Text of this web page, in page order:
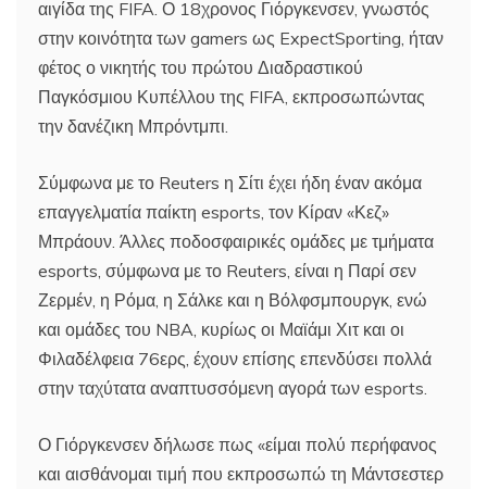
αιγίδα της FIFA. Ο 18χρονος Γιόργκενσεν, γνωστός
στην κοινότητα των gamers ως ExpectSporting, ήταν
φέτος ο νικητής του πρώτου Διαδραστικού
Παγκόσμιου Κυπέλλου της FIFA, εκπροσωπώντας
την δανέζικη Μπρόντμπι.
Σύμφωνα με το Reuters η Σίτι έχει ήδη έναν ακόμα
επαγγελματία παίκτη esports, τον Κίραν «Κεζ»
Μπράουν. Άλλες ποδοσφαιρικές ομάδες με τμήματα
esports, σύμφωνα με το Reuters, είναι η Παρί σεν
Ζερμέν, η Ρόμα, η Σάλκε και η Βόλφσμπουργκ, ενώ
και ομάδες του NBA, κυρίως οι Μαϊάμι Χιτ και οι
Φιλαδέλφεια 76ερς, έχουν επίσης επενδύσει πολλά
στην ταχύτατα αναπτυσσόμενη αγορά των esports.
Ο Γιόργκενσεν δήλωσε πως «είμαι πολύ περήφανος
και αισθάνομαι τιμή που εκπροσωπώ τη Μάντσεστερ